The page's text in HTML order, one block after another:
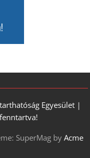
Egyesület |
SuperMag by Acme